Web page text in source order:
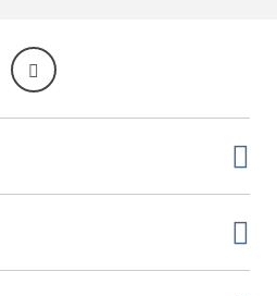
Sale per eventi